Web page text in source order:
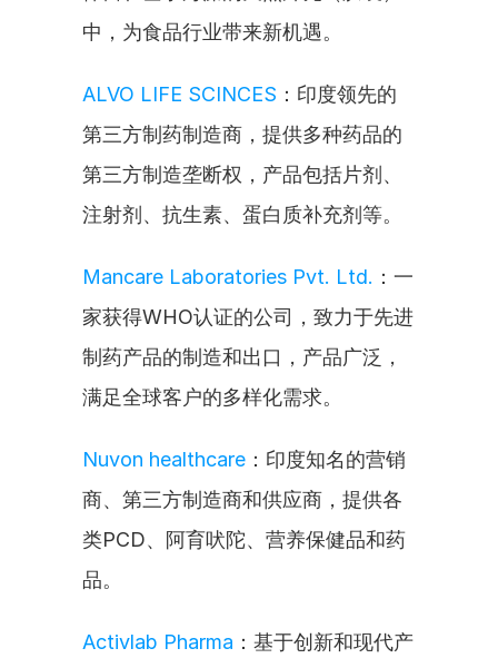
中，为食品行业带来新机遇。
ALVO LIFE SCINCES ：印度领先的
第三方制药制造商，提供多种药品的
第三方制造垄断权，产品包括片剂、
注射剂、抗生素、蛋白质补充剂等。
Mancare Laboratories Pvt. Ltd. ：一
家获得WHO认证的公司，致力于先进
制药产品的制造和出口，产品广泛，
满足全球客户的多样化需求。
Nuvon healthcare ：印度知名的营销
商、第三方制造商和供应商，提供各
类PCD、阿育吠陀、营养保健品和药
品。
Activlab Pharma ：基于创新和现代产